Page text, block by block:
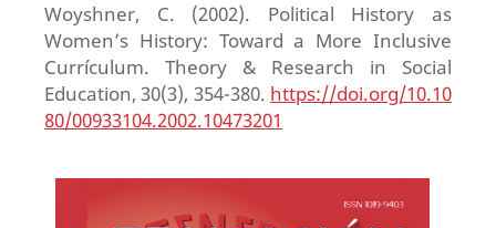
Woyshner, C. (2002). Political History as
Women’s History: Toward a More Inclusive
Currículum. Theory & Research in Social
Education, 30(3), 354-380. https://doi.org/10.10
80/00933104.2002.10473201